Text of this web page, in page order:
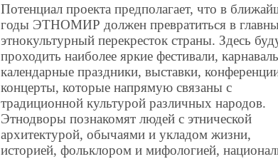
Потенциал проекта предполагает, что в
годы ЭТНОМИР должен превратиться в
этнокультурный перекресток страны. Здесь
проходить наиболее яркие фестивали,
календарные праздники, выставки,
концерты, которые напрямую связаны с
традиционной культурой различных народов.
Этнодворы познакомят людей с этнической
архитектурой, обычаями и укладом жизни,
историей, фольклором и мифологией,